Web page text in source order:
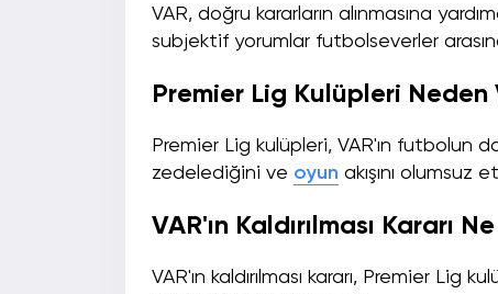
VAR, doğru kararların alınmasına
subjektif yorumlar futbolseverler
Premier Lig Kulüpleri Neden
Premier Lig kulüpleri, VAR'ın futbolun
zedelediğini ve oyun akışını olumsuz
VAR'ın Kaldırılması Kararı
VAR'ın kaldırılması kararı, Premier Lig